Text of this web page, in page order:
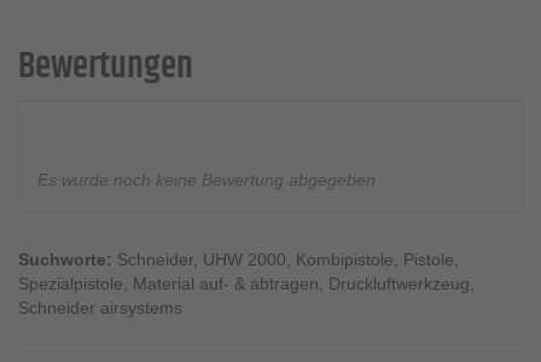
Bewertungen
Es wurde noch keine Bewertung abgegeben
Suchworte: Schneider, UHW 2000, Kombipistole, Pistole,
Spezialpistole, Material auf- & abtragen, Druckluftwerkzeug,
Schneider airsystems